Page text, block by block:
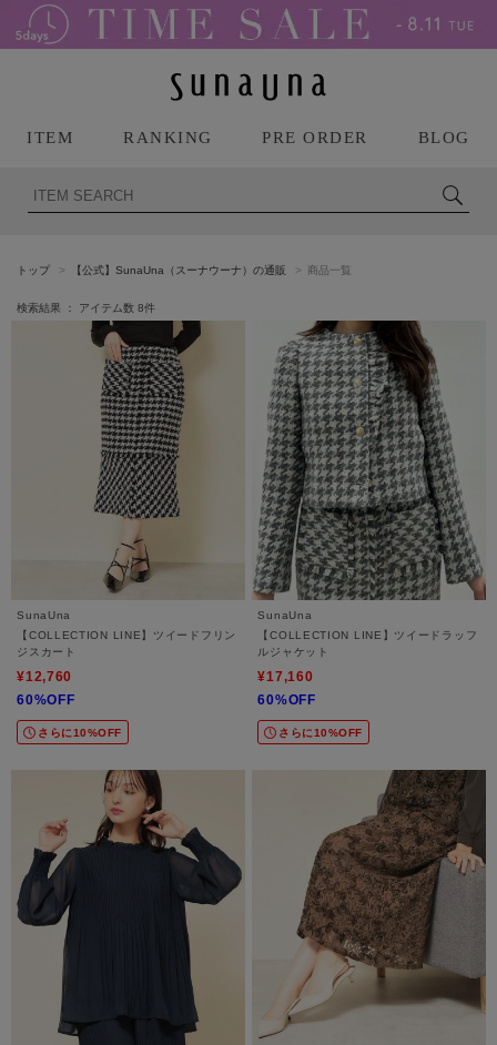
ITEM RANKING PRE ORDER BLOG
トップ 【公式】SunaUna（スーナウーナ）の通販 商品一覧
検索結果 ： アイテム数 8件
SunaUna
【COLLECTION LINE】ツイードフリン
ジスカート
¥12,760
60%OFF
さらに10%OFF
SunaUna
【COLLECTION LINE】ツイードラッフ
ルジャケット
¥17,160
60%OFF
さらに10%OFF